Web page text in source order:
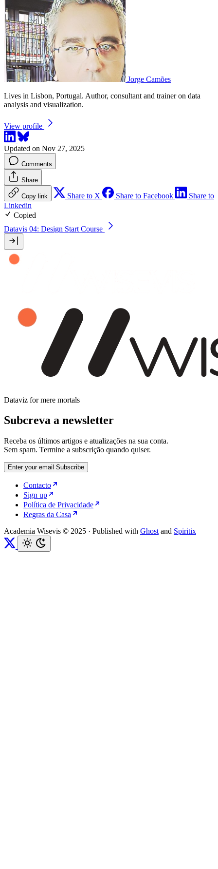
Jorge Camões
Lives in Lisbon, Portugal. Author, consultant and trainer on data
analysis and visualization.
View profile
Updated on Nov 27, 2025
Comments
Share
Copy link Share to X Share to Facebook
Share to
Linkedin
Copied
Datavis 04: Design Start Course
Dataviz for mere mortals
Subcreva a newsletter
Receba os últimos artigos e atualizações na sua conta.
Sem spam. Termine a subscrição quando quiser.
Enter your email Subscribe
Contacto
Sign up
Política de Privacidade
Regras da Casa
Academia Wisevis © 2025 · Published with Ghost and Spiritix